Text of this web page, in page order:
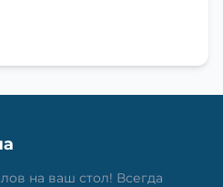
на ваш стол! Всегда